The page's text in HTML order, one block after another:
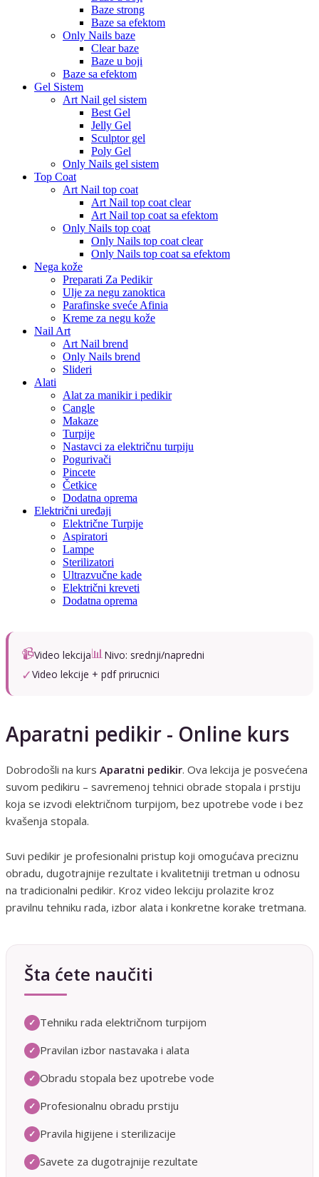
Baze strong
Baze sa efektom
Only Nails baze
Clear baze
Baze u boji
Baze sa efektom
Gel Sistem
Art Nail gel sistem
Best Gel
Jelly Gel
Sculptor gel
Poly Gel
Only Nails gel sistem
Top Coat
Art Nail top coat
Art Nail top coat clear
Art Nail top coat sa efektom
Only Nails top coat
Only Nails top coat clear
Only Nails top coat sa efektom
Nega kože
Preparati Za Pedikir
Ulje za negu zanoktica
Parafinske sveće Afinia
Kreme za negu kože
Nail Art
Art Nail brend
Only Nails brend
Slideri
Alati
Alat za manikir i pedikir
Cangle
Makaze
Turpije
Nastavci za električnu turpiju
Pogurivači
Pincete
Četkice
Dodatna oprema
Električni uređaji
Električne Turpije
Aspiratori
Lampe
Sterilizatori
Ultrazvučne kade
Električni kreveti
Dodatna oprema
📹Video lekcija📊 Nivo: srednji/napredni
✓Video lekcije + pdf prirucnici
Aparatni pedikir - Online kurs
Dobrodošli na kurs Aparatni pedikir. Ova lekcija je posvećena
suvom pedikiru – savremenoj tehnici obrade stopala i prstiju
koja se izvodi električnom turpijom, bez upotrebe vode i bez
kvašenja stopala.
Suvi pedikir je profesionalni pristup koji omogućava preciznu
obradu, dugotrajnije rezultate i kvalitetniji tretman u odnosu
na tradicionalni pedikir. Kroz video lekciju prolazite kroz
pravilnu tehniku rada, izbor alata i konkretne korake tretmana.
Šta ćete naučiti
✓ Tehniku rada električnom turpijom
✓ Pravilan izbor nastavaka i alata
✓ Obradu stopala bez upotrebe vode
✓ Profesionalnu obradu prstiju
✓ Pravila higijene i sterilizacije
✓ Savete za dugotrajnije rezultate